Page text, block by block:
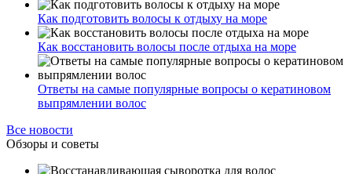
Как подготовить волосы к отдыху на море
Как восстановить волосы после отдыха на море
Ответы на самые популярные вопросы о кератиновом
выпрямлении волос
Все новости
Обзоры и советы